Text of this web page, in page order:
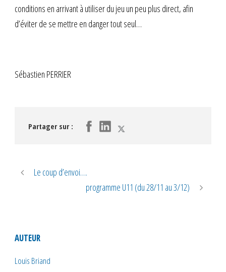
conditions en arrivant à utiliser du jeu un peu plus direct, afin
d’éviter de se mettre en danger tout seul…
Sébastien PERRIER
Partager sur :
Le coup d’envoi….
programme U11 (du 28/11 au 3/12)
AUTEUR
Louis Briand